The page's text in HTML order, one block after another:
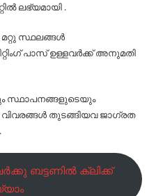
ലഭ്യമായി .
സ്ഥലങ്ങൾ
പാസ് ഉള്ളവർക്ക് അനുമതി
സ്ഥാപനങ്ങളുടെയും
തുടങ്ങിയവ ജാഗ്രത
ബട്ടണിൽ ക്ലിക്ക്